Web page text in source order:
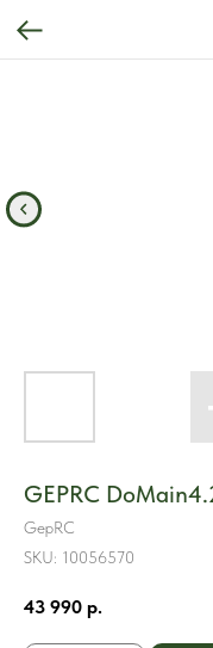
GEPRC
GepRC
SKU: 10056570
43 990 р.